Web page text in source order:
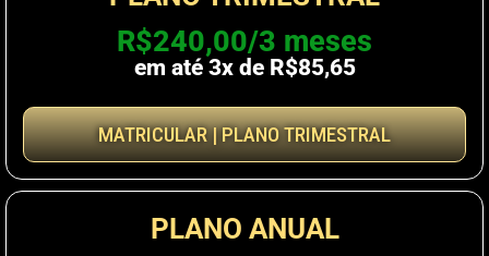
R$240,00/3 meses
em até 3x de R$85,65
MATRICULAR | PLANO TRIMESTRAL
PLANO ANUAL